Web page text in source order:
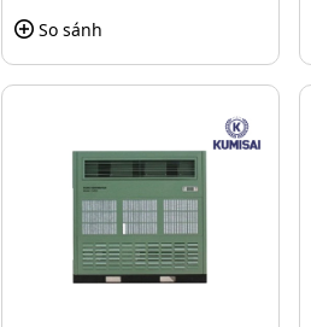
môi
cứng
So sánh